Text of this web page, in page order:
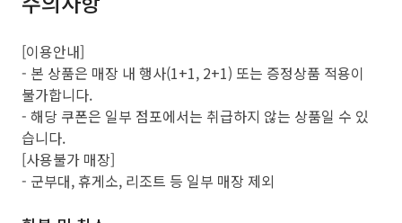
[이용안내]
- 본 상품은 매장 내 행사(1+1, 2+1) 또는 증정상품 적용이
불가합니다.
- 해당 쿠폰은 일부 점포에서는 취급하지 않는 상품일 수 있
습니다.
[사용불가 매장]
- 군부대, 휴게소, 리조트 등 일부 매장 제외